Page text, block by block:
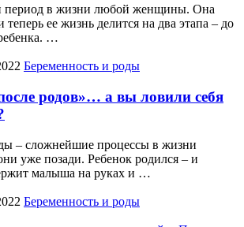
период в жизни любой женщины. Она
теперь ее жизнь делится на два этапа – до
…
Беременность и роды
родов»… а вы ловили себя
– сложнейшие процессы в жизни
уже позади. Ребенок родился – и
малыша на руках и …
Беременность и роды